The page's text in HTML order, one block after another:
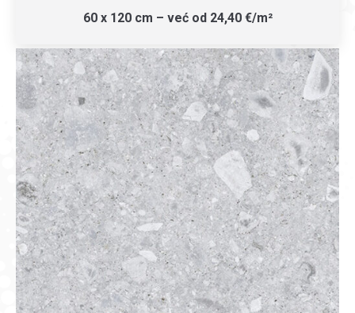
60 x 120 cm – već od 24,40 €/m²